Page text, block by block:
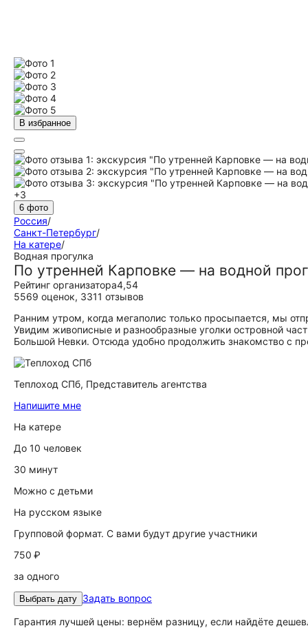
В избранное
+3
6 фото
Россия/
Санкт-Петербург/
На катере/
Водная прогулка
По утренней Карповке — на водной
Рейтинг организатора4,54
5569 оценок, 3311 отзывов
Ранним утром, когда мегаполис только просыпается, мы
Увидим живописные и разнообразные уголки островной
Большой Невки. Отсюда удобно продолжить знакомство с
Теплоход СПб, Представитель агентства
Напишите мне
На катере
До 10 человек
30 минут
Можно с детьми
На русском языке
Групповой формат. С вами будут другие участники
750 ₽
за одного
Выбрать дату Задать вопрос
Гарантия лучшей цены: вернём разницу, если найдёте